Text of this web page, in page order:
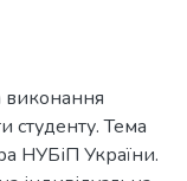
виконання
студенту. Тема
НУБіП України.